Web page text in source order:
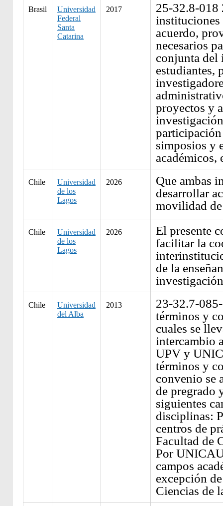
Brasil
Universidad
Federal
Santa
Catarina
2017
25-32.8-018
instituciones
acuerdo,
necesarios
conjunta del
estudiantes,
proyectos y
simposios y
académicos,
Chile
Universidad
de los
Lagos
2026
Que ambas
desarrollar
movilidad
Chile
Universidad
de los
Lagos
2026
El presente
facilitar la
de la
Chile
Universidad
del Alba
2013
23-32.7-
términos y
cuales se
intercambio
UPV y
términos y
convenio se
de pregrado
siguientes
disciplinas:
centros de
Facultad de
Por
campos
excepción
Ciencias de